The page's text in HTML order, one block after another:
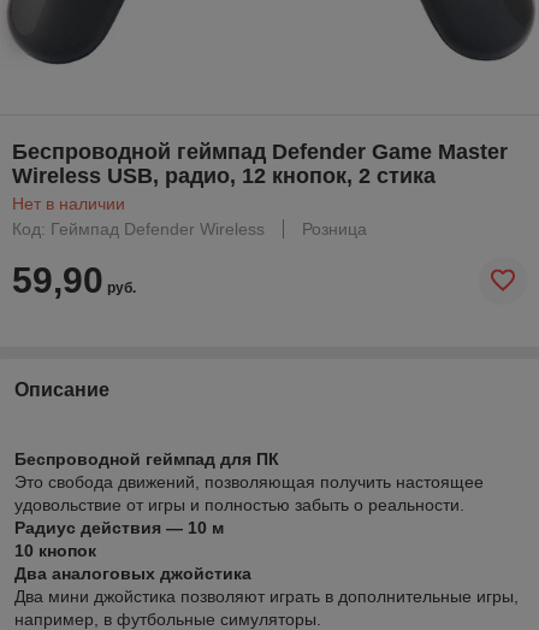
Беспроводной геймпад Defender Game Master
Wireless USB, радио, 12 кнопок, 2 стика
Нет в наличии
Код: Геймпад Defender Wireless
Розница
59,90 руб.
Описание
Беспроводной геймпад для ПК
Это свобода движений, позволяющая получить настоящее
удовольствие от игры и полностью забыть о реальности.
Радиус действия ― 10 м
10 кнопок
Два аналоговых джойстика
Два мини джойстика позволяют играть в дополнительные игры,
например, в футбольные симуляторы.